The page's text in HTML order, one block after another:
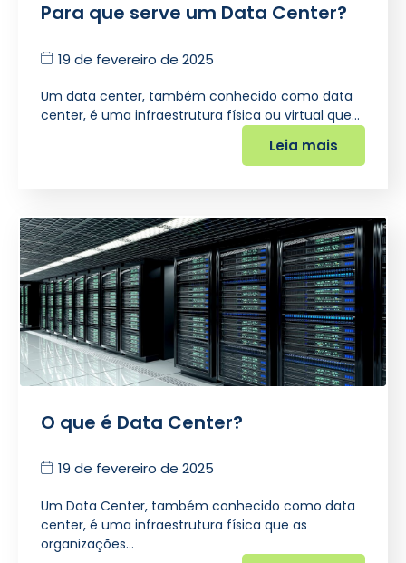
Para que serve um Data Center?
19 de fevereiro de 2025
Um data center, também conhecido como data
center, é uma infraestrutura física ou virtual que…
Leia mais
O que é Data Center?
19 de fevereiro de 2025
Um Data Center, também conhecido como data
center, é uma infraestrutura física que as
organizações…